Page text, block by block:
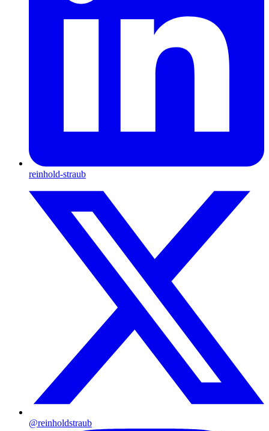
reinhold-straub
@reinholdstraub